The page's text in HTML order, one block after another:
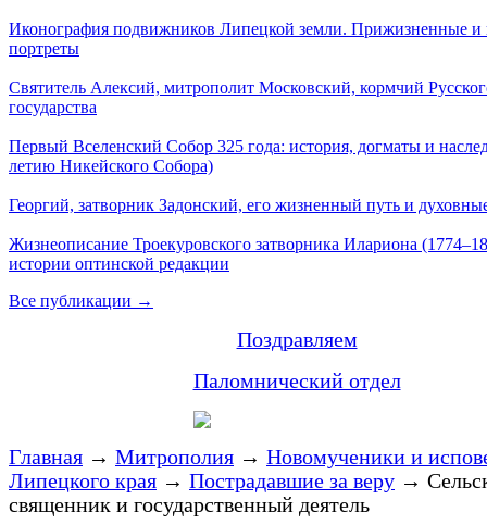
Иконография подвижников Липецкой земли. Прижизненные и
портреты
Святитель Алексий, митрополит Московский, кормчий
государства
Первый Вселенский Собор 325 года: история, догматы и
летию Никейского Собора)
Георгий, затворник Задонский, его жизненный путь и
Жизнеописание Троекуровского затворника Илариона
истории оптинской редакции
Все публикации →
Поздравляем
Паломнический отдел
Главная → Митрополия → Новомученики и
Липецкого края → Пострадавшие за веру →
священник и государственный деятель